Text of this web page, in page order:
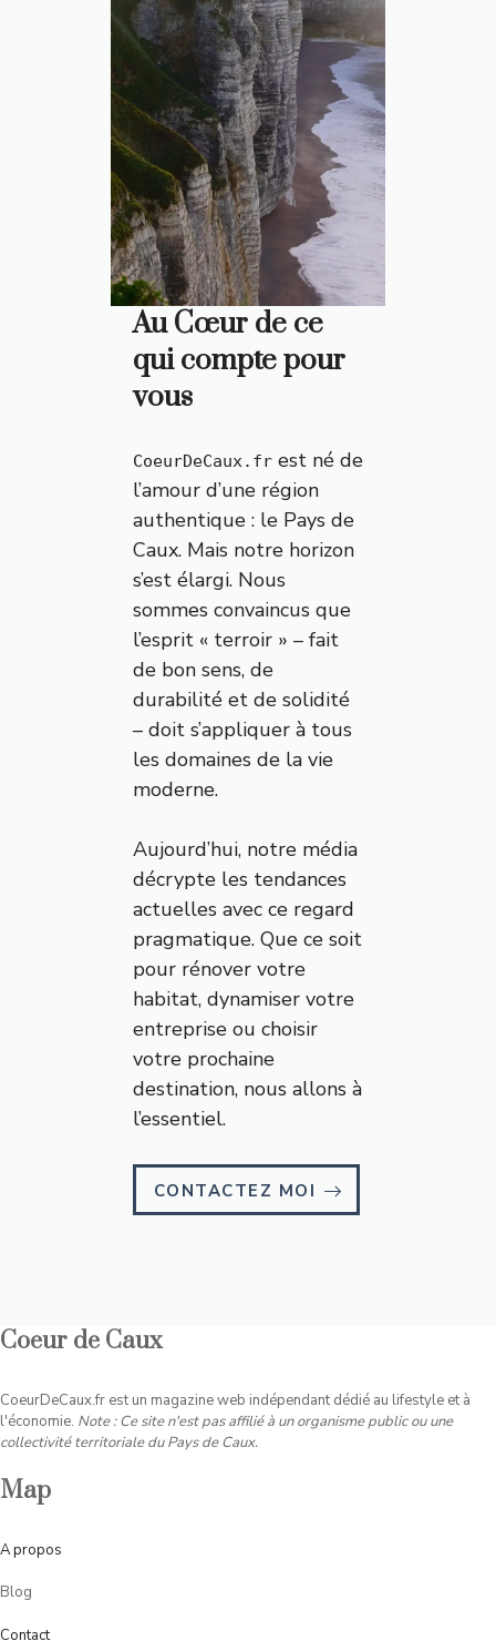
Au Cœur de ce
qui compte pour
vous
CoeurDeCaux.frest né de
l’amour d’une région
authentique : le Pays de
Caux. Mais notre horizon
s’est élargi. Nous
sommes convaincus que
l’esprit « terroir » – fait
de bon sens, de
durabilité et de solidité
– doit s’appliquer à tous
les domaines de la vie
moderne.
Aujourd’hui, notre média
décrypte les tendances
actuelles avec ce regard
pragmatique. Que ce soit
pour rénover votre
habitat, dynamiser votre
entreprise ou choisir
votre prochaine
destination, nous allons à
l’essentiel.
CONTACTEZ MOI
Coeur de Caux
CoeurDeCaux.fr est un magazine web indépendant dédié au lifestyle et à
l'économie. Note : Ce site n'est pas affilié à un organisme public ou une
collectivité territoriale du Pays de Caux.
Map
Apropos
Blog
Contact